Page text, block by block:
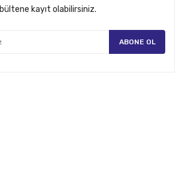
bültene kayıt olabilirsiniz.
ABONE OL